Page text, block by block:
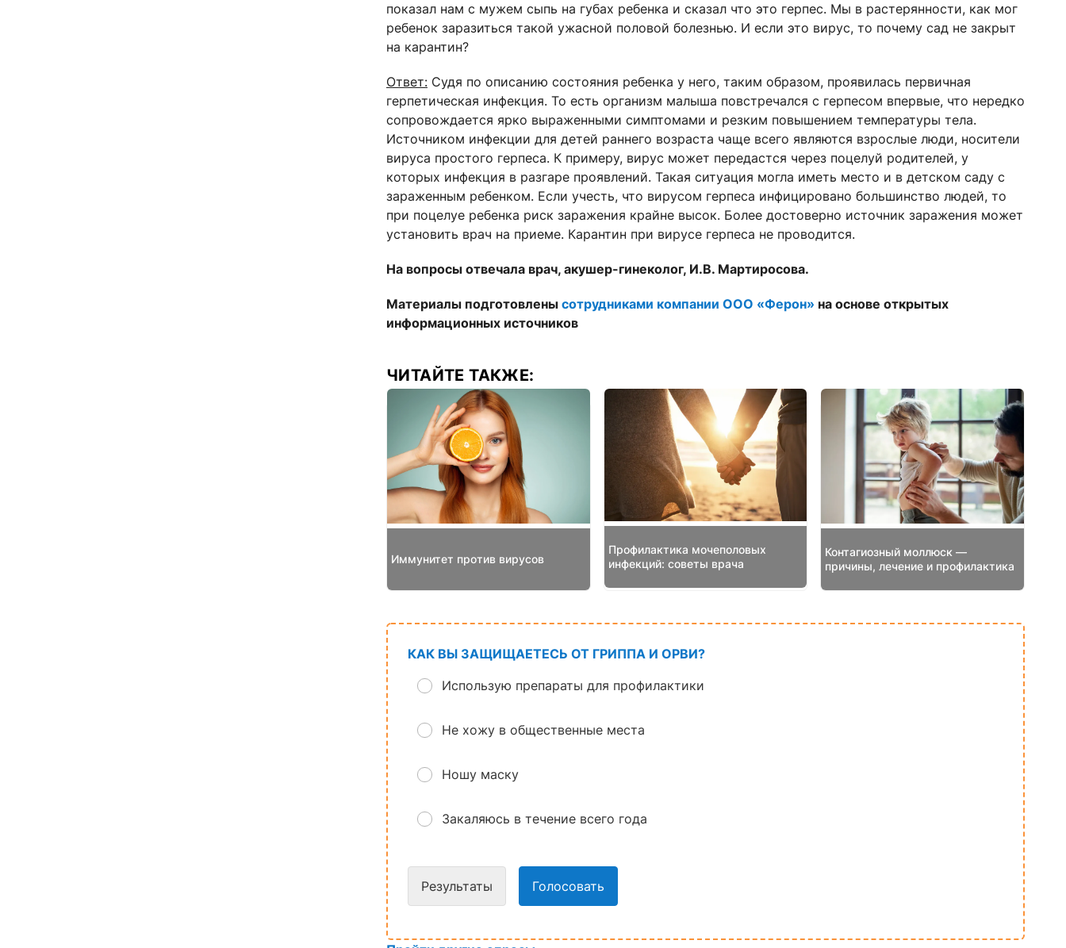
показал нам с мужем сыпь на губах ребенка и сказал что это герпес. Мы в растерянности, как мог
ребенок заразиться такой ужасной половой болезнью. И если это вирус, то почему сад не закрыт
на карантин?
Ответ: Судя по описанию состояния ребенка у него, таким образом, проявилась первичная
герпетическая инфекция. То есть организм малыша повстречался с герпесом впервые, что нередко
сопровождается ярко выраженными симптомами и резким повышением температуры тела.
Источником инфекции для детей раннего возраста чаще всего являются взрослые люди, носители
вируса простого герпеса. К примеру, вирус может передастся через поцелуй родителей, у
которых инфекция в разгаре проявлений. Такая ситуация могла иметь место и в детском саду с
зараженным ребенком. Если учесть, что вирусом герпеса инфицировано большинство людей, то
при поцелуе ребенка риск заражения крайне высок. Более достоверно источник заражения может
установить врач на приеме. Карантин при вирусе герпеса не проводится.
На вопросы отвечала врач, акушер-гинеколог, И.В. Мартиросова.
Материалы подготовлены сотрудниками компании ООО «Ферон» на основе открытых
информационных источников
ЧИТАЙТЕ ТАКЖЕ:
Иммунитет против вирусов
Профилактика мочеполовых
инфекций: советы врача
Контагиозный моллюск —
причины, лечение и профилактика
КАК ВЫ ЗАЩИЩАЕТЕСЬ ОТ ГРИППА И ОРВИ?
Использую препараты для профилактики
Не хожу в общественные места
Ношу маску
Закаляюсь в течение всего года
Результаты Голосовать